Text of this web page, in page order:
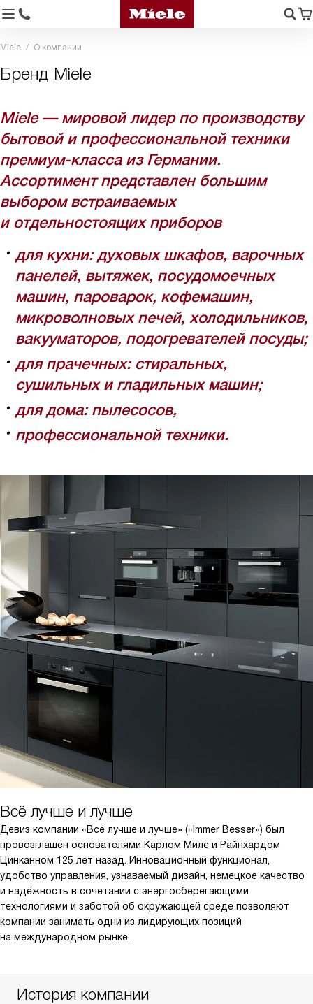
Miele О компании
Бренд Miele
Miele — мировой лидер по производству
бытовой и профессиональной техники
премиум-класса из Германии.
Ассортимент представлен большим
выбором встраиваемых
и отдельностоящих приборов
для кухни: духовых шкафов, варочных
панелей, вытяжек, посудомоечных
машин, пароварок, кофемашин,
микроволновых печей, холодильников,
вакууматоров, подогревателей посуды;
для прачечных: стиральных,
сушильных и гладильных машин;
для дома: пылесосов,
профессиональной техники.
Всё лучше и лучше
Девиз компании «Всё лучше и лучше» («Immer Besser») был
провозглашён основателями Карлом Миле и Райнхардом
Цинканном 125 лет назад. Инновационный функционал,
удобство управления, узнаваемый дизайн, немецкое качество
и надёжность в сочетании с энергосберегающими
технологиями и заботой об окружающей среде позволяют
компании занимать одни из лидирующих позиций
на международном рынке.
История компании